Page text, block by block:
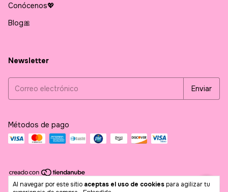
Al navegar por este sitio aceptas el uso de cookiespara agilizar tu
Conócenos💖
Blog🎀
Newsletter
Métodos de pago
Copyright Posh Store - 2026. Todos los derechos reservados.